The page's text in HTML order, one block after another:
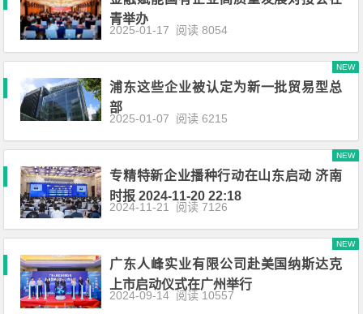
青举办
2025-01-17 阅读 8054
浦东这些企业被认定为新一批贸易型总
部
NEW
2025-01-07 阅读 6215
专精特新企业播种行动在山东启动 济南
时报 2024-11-20 22:18
NEW
2024-11-21 阅读 7126
广东人峰实业有限公司赴美国纳斯达克
上市启动仪式在广州举行
NEW
2024-09-14 阅读 10557